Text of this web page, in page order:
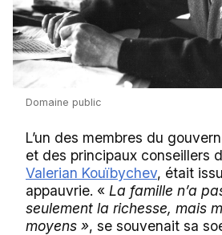
Domaine public
L’un des membres du
et des principaux conseillers
Valerian Kouïbychev, était
appauvrie. « La famille n’a
seulement la richesse, mais
moyens », se souvenait sa